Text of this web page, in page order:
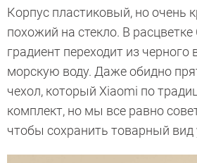
Корпус пластиковый, но очень
похожий на стекло. В расцветке
градиент переходит из
морскую воду. Даже обидно
чехол, который Xiaomi по
комплект, но мы все равно
чтобы сохранить товарный вид